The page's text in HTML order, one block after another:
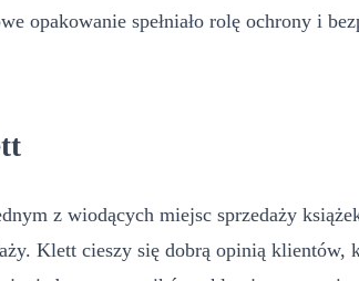
opakowanie spełniało rolę ochrony i
z wiodących miejsc sprzedaży
Klett cieszy się dobrą opinią